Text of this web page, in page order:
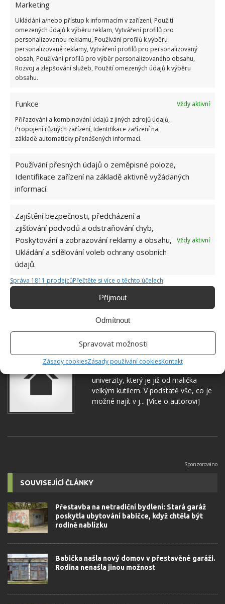
Marketing
Ukládání a/nebo přístup k informacím v zařízení, Použití
omezených údajů k výběru reklam, Vytváření profilů pro
personalizovanou reklamu, Používání profilů k výběru
personalizované reklamy, Vytváření profilů pro personalizovaný
obsah, Používání profilů pro výběr personalizovaného obsahu,
Rozvoj a zlepšování služeb, Použití omezených údajů k výběru
obsahu.
Funkce
Vždy aktivní
Přiřazování a kombinování údajů z jiných zdrojů údajů,
Propojení různých zařízení, Identifikace zařízení na
základě automaticky přenášených informací.
Používání přesných údajů o zeměpisné poloze,
Identifikace zařízení na základě aktivně vyžádaných
informací.
Zajištění bezpečnosti, předcházení a
zjišťování podvodů a odstraňování chyb,
Poskytování a zobrazování reklamy a obsahu,
Ukládání a sdělování voleb ochrany osobních
údajů.
Vždy aktivní
Správa 1811 prodejcůPřečtěte si více o těchto účelech
Příjmout
Odmítnout
Spravovat možnosti
Zásady cookiesZásady používání cookiesKontakt
snadno instaluje a používá
zaparkovat auto na stejném místě pokaždé, když se
aktivují pohybové senzory. Také nástěnný držák
kola je ideální do garáže k „zavěšení“ všech kol na
zeď, díky čemuž docílíte většího volného prostoru v
garáži.
Jiří Kolář
univerzity, který je již od malička
velkým kutilem. V podstatě vše, co je
možné najít v j... [Více o autorovi]
SOUVISEJÍCÍ ČLÁNKY
Přestavba na netradiční bydlení: Stará garáž
poskytla ubytování babičce, když chtěla být
rodině nablízku
Babička našla nový domov v přestavěné garáži.
Rodina nenašla jinou možnost